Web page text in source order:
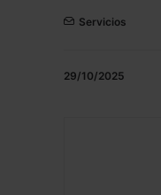
Servicios
29/10/2025